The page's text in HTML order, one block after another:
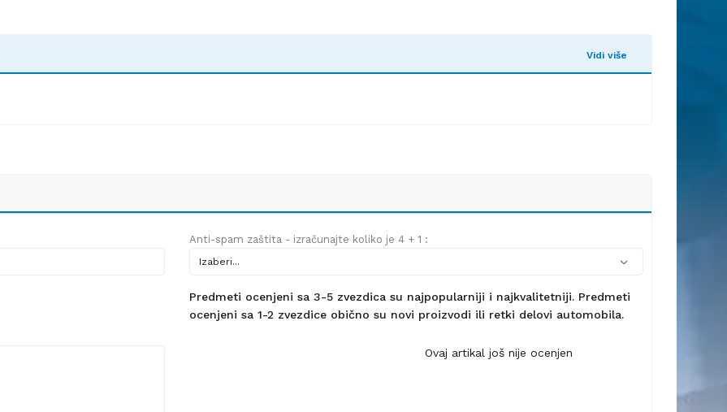
Vidi više
Anti-spam zaštita - izračunajte koliko je 4 + 1 :
Predmeti ocenjeni sa 3-5 zvezdica su najpopularniji i najkvalitetniji. Predmeti
ocenjeni sa 1-2 zvezdice obično su novi proizvodi ili retki delovi automobila.
Ovaj artikal još nije ocenjen